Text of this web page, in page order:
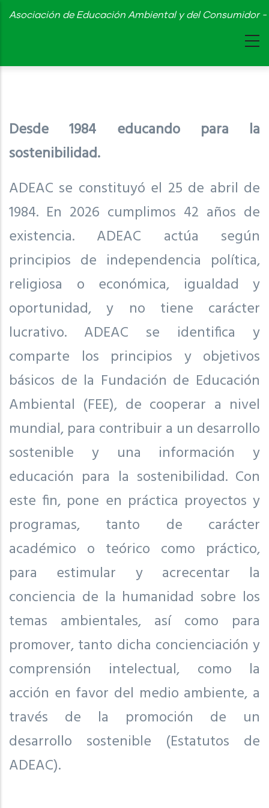
Skip
content
Asociación de Educación Ambiental y del Consumidor
Desde 1984 educando para la
sostenibilidad.
ADEAC se constituyó el 25 de abril de
1984. En 2026 cumplimos 42 años de
existencia. ADEAC actúa según
principios de independencia política,
religiosa o económica, igualdad y
oportunidad, y no tiene carácter
lucrativo. ADEAC se identifica y
comparte los principios y objetivos
básicos de la Fundación de Educación
Ambiental (FEE), de cooperar a nivel
mundial, para contribuir a un desarrollo
sostenible y una información y
educación para la sostenibilidad. Con
este fin, pone en práctica proyectos y
programas, tanto de carácter
académico o teórico como práctico,
para estimular y acrecentar la
conciencia de la humanidad sobre los
temas ambientales, así como para
promover, tanto dicha concienciación y
comprensión intelectual, como la
acción en favor del medio ambiente, a
través de la promoción de un
desarrollo sostenible (Estatutos de
ADEAC).